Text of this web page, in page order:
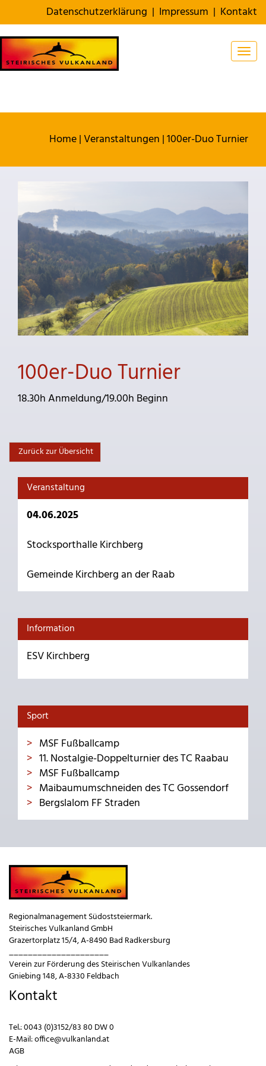
Datenschutzerklärung | Impressum | Kontakt
Home|Veranstaltungen |100er-Duo Turnier
100er-Duo Turnier
18.30h Anmeldung/19.00h Beginn
Zurück zur Übersicht
Veranstaltung
04.06.2025
Stocksporthalle Kirchberg
Gemeinde Kirchberg an der Raab
Information
ESV Kirchberg
Sport
MSF Fußballcamp
11. Nostalgie-Doppelturnier des TC Raabau
MSF Fußballcamp
Maibaumumschneiden des TC Gossendorf
Bergslalom FF Straden
Regionalmanagement Südoststeiermark.
Steirisches Vulkanland GmbH
Grazertorplatz 15/4, A-8490 Bad Radkersburg
_____________________
Verein zur Förderung des Steirischen Vulkanlandes
Gniebing 148, A-8330 Feldbach
Kontakt
Tel.:0043 (0)3152/83 80 DW 0
E-Mail:office@vulkanland.at
AGB